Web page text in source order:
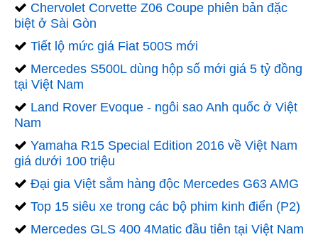
Chervolet Corvette Z06 Coupe phiên bản đặc
biệt ở Sài Gòn
Tiết lộ mức giá Fiat 500S mới
Mercedes S500L dùng hộp số mới giá 5 tỷ đồng
tại Việt Nam
Land Rover Evoque - ngôi sao Anh quốc ở Việt
Nam
Yamaha R15 Special Edition 2016 về Việt Nam
giá dưới 100 triệu
Đại gia Việt sắm hàng độc Mercedes G63 AMG
Top 15 siêu xe trong các bộ phim kinh điển (P2)
Mercedes GLS 400 4Matic đầu tiên tại Việt Nam